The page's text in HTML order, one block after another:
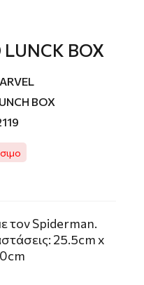
BOX
BOX
τον Spiderman.
25.5cm x